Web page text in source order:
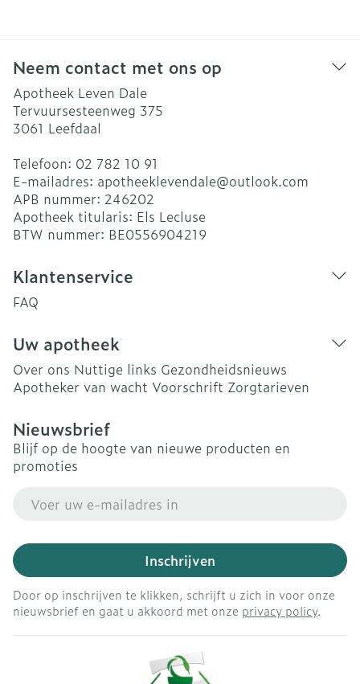
Neem contact met ons op
Apotheek Leven Dale
Tervuursesteenweg 375
3061 Leefdaal
Telefoon: 02 782 10 91
E-mailadres: apotheeklevendale@outlook.com
APB nummer: 246202
Apotheek titularis: Els Lecluse
BTW nummer: BE0556904219
Klantenservice
FAQ
Uw apotheek
Over ons Nuttige links Gezondheidsnieuws
Apotheker van wacht Voorschrift Zorgtarieven
Nieuwsbrief
Blijf op de hoogte van nieuwe producten en
promoties
Inschrijven
Door op inschrijven te klikken, schrijft u zich in voor onze
nieuwsbrief en gaat u akkoord met onze privacy policy.